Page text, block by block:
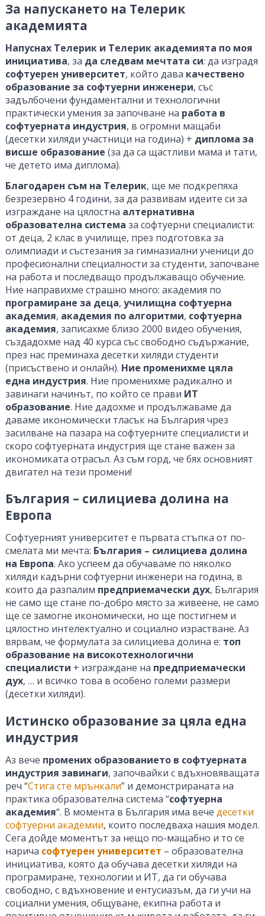
За напускането на Телерик
академията
Напуснах Телерик и Телерик академията по моя
инициатива, за да следвам мечтата си: да изградя
софтуерен университет, който дава качествено
образование за софтуерни инженери, със
задълбочени фундаментални и технологични
практически умения за започване на работа в
софтуерната индустрия, в огромни мащаби
(десетки хиляди участници на година) + диплома за
висше образование (за да са щастливи мама и тати,
че детето има диплома).
Благодарен съм на Телерик, ще ме подкрепяха
безрезервно 4 години, за да развивам идеите си за
изграждане на цялостна алтернативна
образователна система за софтуерни специалисти:
от деца, 2 клас в училище, през подготовка за
олимпиади и състезания за гимназиални ученици до
професионални специалности за студенти, започване
на работа и последващо продължаващо обучение.
Ние направихме страшно много: академия по
програмиране за деца, училищна софтуерна
академия, академия по алгоритми, софтуерна
академия, записахме близо 2000 видео обучения,
създадохме над 40 курса със свободно съдържание,
през нас преминаха десетки хиляди студенти
(присъствено и онлайн). Ние променихме цяла
една индустрия. Ние променихме радикално и
завинаги начинът, по който се прави ИТ
образование. Ние дадохме и продължаваме да
даваме икономически тласък на България чрез
засилване на пазара на софтуерните специалисти и
скоро софтуерната индустрия ще стане важен за
икономиката отрасъл. Аз съм горд, че бях основният
двигател на тези промени!
България – силициева долина на
Европа
Софтуерният университет е първата стъпка от по-
смелата ми мечта: България – силициева долина
на Европа. Ако успеем да обучаваме по няколко
хиляди кадърни софтуерни инженери на година, в
които да разпалим предприемачески дух, България
не само ще стане по-добро място за живеене, не само
ще се замогне икономически, но ще постигнем и
цялостно интелектуално и социално израстване. Аз
вярвам, че формулата за силициева долина е: топ
образование на високотехнологични
специалисти + изграждане на предприемачески
дух, … и всичко това в особено големи размери
(десетки хиляди).
Истинско образование за цяла една
индустрия
Аз вече промених образованието в софтуерната
индустрия завинаги, започвайки с вдъхновяващата
реч “Стига сте мрънкали” и демонстрираната на
практика образователна система “софтуерна
академия“. В момента в България има вече десетки
софтуерни академии, които последваха нашия модел.
Сега дойде моментът за нещо по-мащабно и то се
нарича софтуерен университет – образователна
инициатива, която да обучава десетки хиляди на
програмиране, технологии и ИТ, да ги обучава
свободно, с вдъхновение и ентусиазъм, да ги учи на
социални умения, общуване, екипна работа и